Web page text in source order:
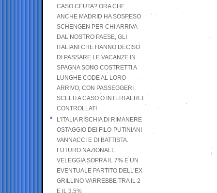
CASO CEUTA? ORA CHE
ANCHE MADRID HA SOSPESO
SCHENGEN PER CHI ARRIVA
DAL NOSTRO PAESE, GLI
ITALIANI CHE HANNO DECISO
DI PASSARE LE VACANZE IN
SPAGNA SONO COSTRETTI A
LUNGHE CODE AL LORO
ARRIVO, CON PASSEGGERI
SCELTI A CASO O INTERI AEREI
CONTROLLATI
L’ITALIA RISCHIA DI RIMANERE
OSTAGGIO DEI FILO-PUTINIANI
VANNACCI E DI BATTISTA.
FUTURO NAZIONALE
VELEGGIA SOPRA IL 7% E UN
EVENTUALE PARTITO DELL’EX
GRILLINO VARREBBE TRA IL 2
E IL 3.5%